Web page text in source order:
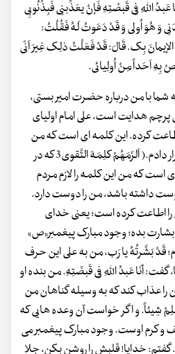
اللهِ فِی قَبضَتِهِ فَإنْ یعَذِّبنِی فَبِذُنُوبِی
وَ هُوَ اُولی وَ قَدْ دَعَوتُ لَهُ فَقُلْتُ:
بِک. قَالَ: قَدْ فَعَلْتُ ذلِک غِیرَ اَنّی
بِهِ اَحَداً مِنْ اُولِیائی.
شما با من درباره حضرت امیر بستی،
هدایت است، علی امام اولیای
کرده. این کلمه ای است که من
این کلمه را لازم مردان با تقوا قرار دادم.( اَلزَمَهُمْ کلِمَهَ التَّقوی3 که در
است که من این کلمه را لازم مردم
داشته باشد، من را دوست دارد.
اطاعت کرده است؛ یعنی خدای
بشارت بده؛ وجود مبارک پیغمبر«ص»
قَدْ بَشَّرتُهُ یا رَب، من به علی این حرف
گفت: أنَا عَبدُ اللهِ فِی قَبضَتِهِ. من بنده او
را عذاب کند که به وسیله گناهان من
شِیئاً. و اگر خواست آن وعده هایی که
و کرم اوست. وجود مبارک پیغمبر می
گفتم: خدایا! قلبش را روشن بکن، جلا